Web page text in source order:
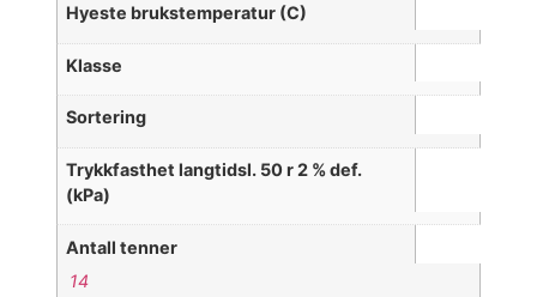
Hyeste brukstemperatur (C)
Klasse
Sortering
Trykkfasthet langtidsl. 50 r 2 % def.
(kPa)
Antall tenner
14